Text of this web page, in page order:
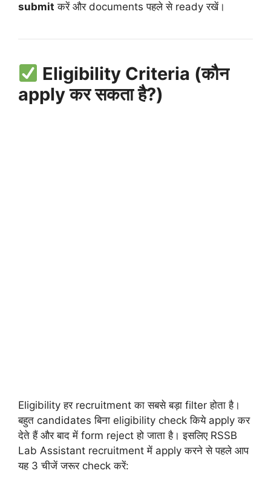
submit करें और documents पहले से ready रखें।
Eligibility Criteria (कौन
apply कर सकता है?)
Eligibility हर recruitment का सबसे बड़ा filter होता है।
बहुत candidates बिना eligibility check किये apply कर
देते हैं और बाद में form reject हो जाता है। इसलिए RSSB
Lab Assistant recruitment में apply करने से पहले आप
यह 3 चीजें जरूर check करें: